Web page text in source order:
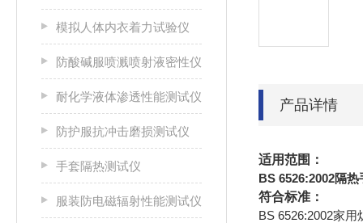
模拟人体内衣着力试验仪
防酸碱服喷溅喷射液密性仪
耐化学液体渗透性能测试仪
防护服抗冲击磨损测试仪
手套隔热测试仪
服装防电磁辐射性能测试仪
产品详情
适用范围：
BS 6526:2002隔
符合标准：
BS 6526:2002家